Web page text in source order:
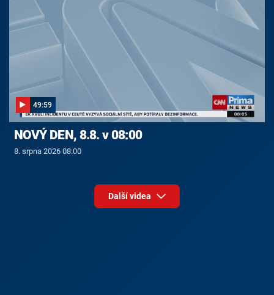
49:59
NOVÝ DEN, 8.8. v 08:00
8. srpna 2026 08:00
Další videa